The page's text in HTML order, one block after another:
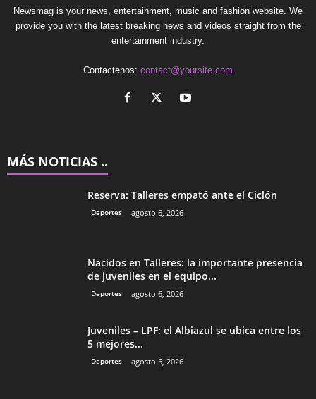
Newsmag is your news, entertainment, music and fashion website. We
provide you with the latest breaking news and videos straight from the
entertainment industry.
Contactenos: contact@yoursite.com
MÁS NOTICIAS ..
Reserva: Talleres empató ante el Ciclón
Deportes agosto 6, 2026
Nacidos en Talleres: la importante presencia
de juveniles en el equipo...
Deportes agosto 6, 2026
Juveniles – LPF: el Albiazul se ubica entre los
5 mejores...
Deportes agosto 5, 2026